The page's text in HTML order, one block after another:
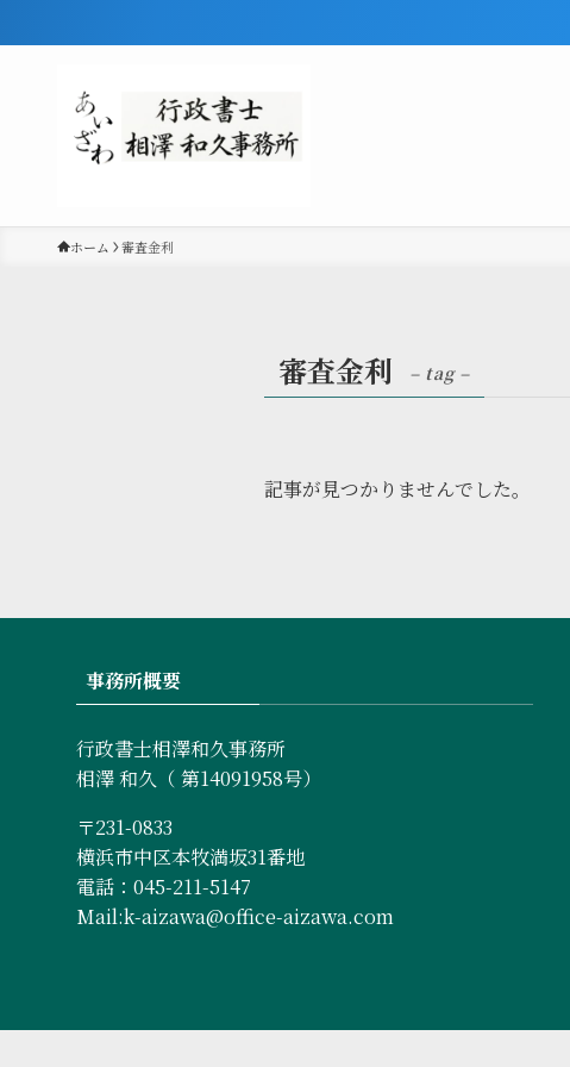
ホーム 審査金利
審査金利 – tag –
記事が見つかりませんでした。
事務所概要
行政書士相澤和久事務所
相澤 和久（ 第14091958号）
〒231-0833
横浜市中区本牧満坂31番地
電話：045-211-5147
Mail:k-aizawa@office-aizawa.com